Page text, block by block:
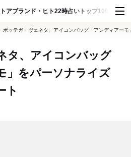
アブランド・ヒト22時占い トップ100 スナッ
ボッテガ・ヴェネタ、アイコンバッグ「アンディアー
タ、アイコンバッグ
」をパーソナライズ
ト